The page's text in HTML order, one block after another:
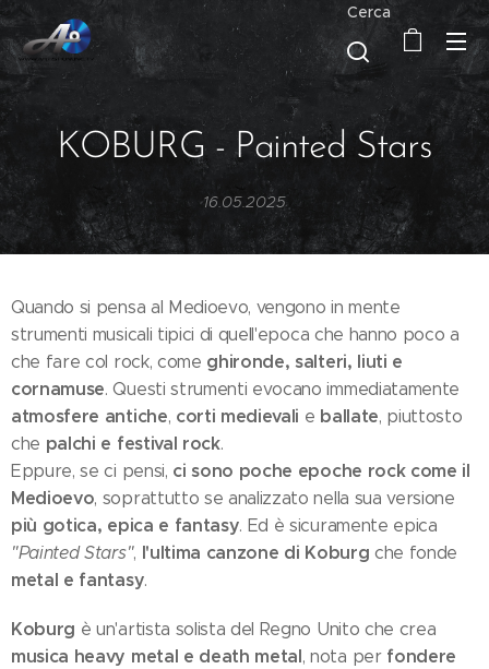
Cerca
KOBURG - Painted Stars
16.05.2025
Quando si pensa al Medioevo, vengono in mente
strumenti musicali tipici di quell'epoca che hanno poco a
che fare col rock, come ghironde, salteri, liuti e
cornamuse. Questi strumenti evocano immediatamente
atmosfere antiche, corti medievali e ballate, piuttosto
che palchi e festival rock.
Eppure, se ci pensi, ci sono poche epoche rock come il
Medioevo, soprattutto se analizzato nella sua versione
più gotica, epica e fantasy. Ed è sicuramente epica
"Painted Stars", l'ultima canzone di Koburg che fonde
metal e fantasy.
Koburg è un'artista solista del Regno Unito che crea
musica heavy metal e death metal, nota per fondere